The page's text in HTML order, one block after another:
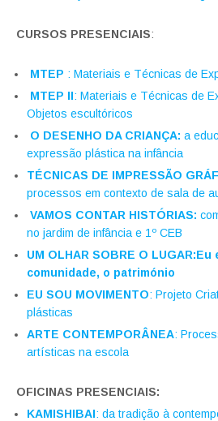
CURSOS PRESENCIAIS:
MTEP : Materiais e Técnicas de
MTEP II: Materiais e Técnicas de
Objetos escultóricos
O DESENHO DA CRIANÇA: a
expressão plástica na infância
TÉCNICAS DE IMPRESSÃO
processos em contexto de sala de
VAMOS CONTAR HISTÓRIAS:
no jardim de infância e 1º CEB
UM OLHAR SOBRE O
comunidade, o património
EU SOU MOVIMENTO: Projeto
plásticas
ARTE CONTEMPORÂNEA:
artísticas na escola
OFICINAS PRESENCIAIS:
KAMISHIBAI: da tradição à